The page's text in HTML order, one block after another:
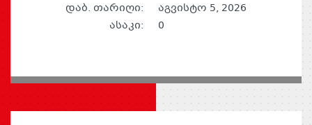
დაბ. თარიღი:
აგვისტო 5, 2026
ასაკი:
0